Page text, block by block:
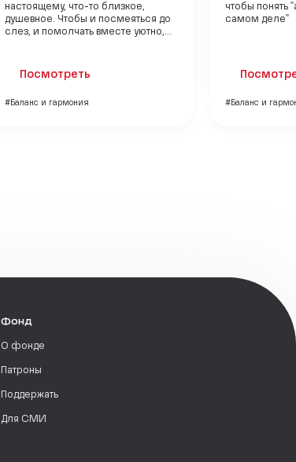
настоящему, что-то близкое,
душевное. Чтобы и посмеяться до
слез, и помолчать вместе уютно,...
Посмотреть
#Баланс и гармония
чтобы понять
самом деле"
#Баланс и
Фонд
О фонде
Патроны
Поддержать
Для СМИ